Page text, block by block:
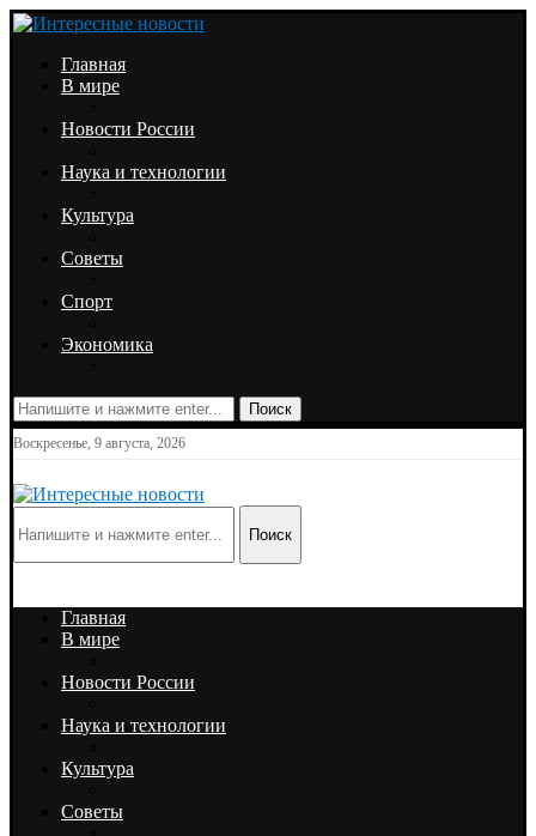
Главная
В мире
Новости России
Наука и технологии
Культура
Советы
Спорт
Экономика
Поиск
Воскресенье, 9 августа, 2026
Поиск
Главная
В мире
Новости России
Наука и технологии
Культура
Советы